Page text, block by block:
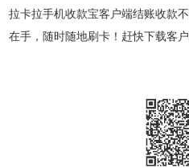
拉卡拉手机收款宝客户端结账收款
在手，随时随地刷卡！赶快下载客